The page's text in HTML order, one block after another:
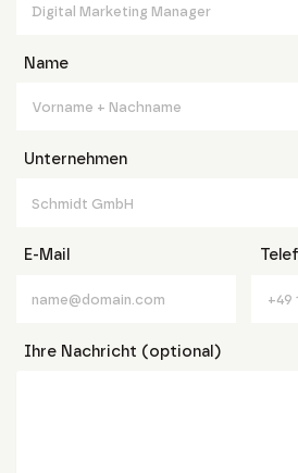
Name
Unternehmen
E-Mail
Ihre Nachricht (optional)